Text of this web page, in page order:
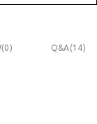
0) Q&A(14)